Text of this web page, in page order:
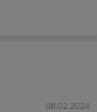
08.02.2024